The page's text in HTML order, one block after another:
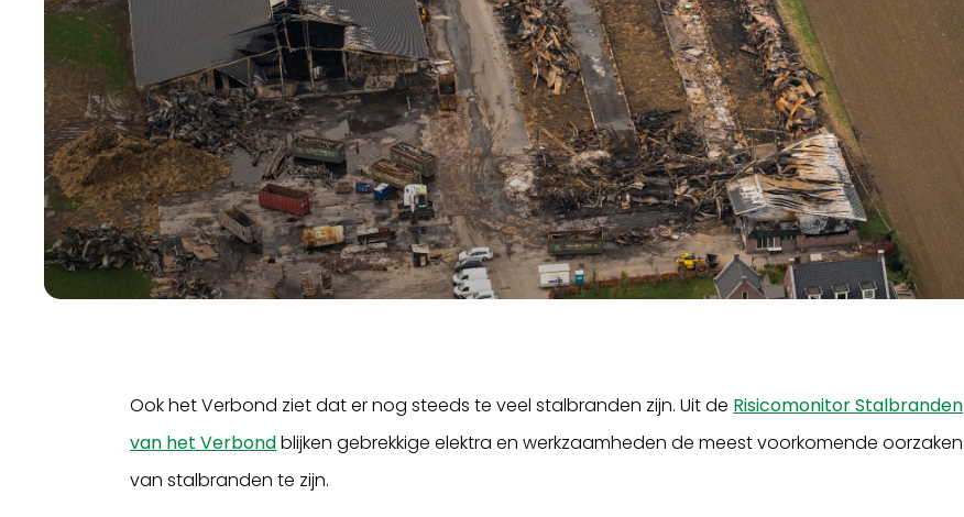
Ook het Verbond ziet dat er nog steeds te veel stalbranden zijn. Uit de Risicomonitor Stalbranden
van het Verbondblijken gebrekkige elektra en werkzaamheden de meest voorkomende oorzaken
van stalbranden te zijn.